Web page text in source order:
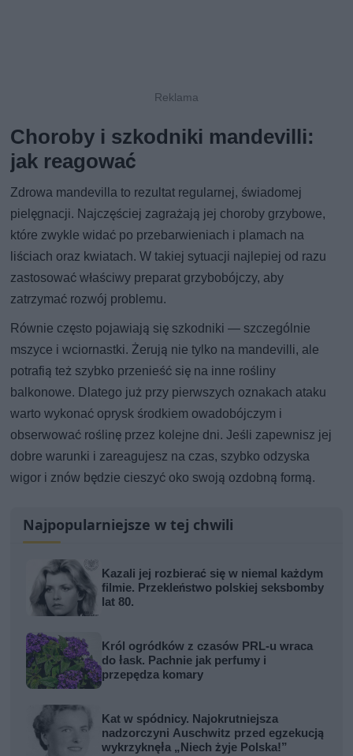
Choroby i szkodniki mandevilli:
jak reagować
Zdrowa mandevilla to rezultat regularnej, świadomej
pielęgnacji. Najczęściej zagrażają jej choroby grzybowe,
które zwykle widać po przebarwieniach i plamach na
liściach oraz kwiatach. W takiej sytuacji najlepiej od razu
zastosować właściwy preparat grzybobójczy, aby
zatrzymać rozwój problemu.
Równie często pojawiają się szkodniki — szczególnie
mszyce i wciornastki. Żerują nie tylko na mandevilli, ale
potrafią też szybko przenieść się na inne rośliny
balkonowe. Dlatego już przy pierwszych oznakach ataku
warto wykonać oprysk środkiem owadobójczym i
obserwować roślinę przez kolejne dni. Jeśli zapewnisz jej
dobre warunki i zareagujesz na czas, szybko odzyska
wigor i znów będzie cieszyć oko swoją ozdobną formą.
Najpopularniejsze w tej chwili
Kazali jej rozbierać się w niemal każdym
filmie. Przekleństwo polskiej seksbomby
lat 80.
Król ogródków z czasów PRL-u wraca
do łask. Pachnie jak perfumy i
przepędza komary
Kat w spódnicy. Najokrutniejsza
nadzorczyni Auschwitz przed egzekucją
wykrzyknęła „Niech żyje Polska!”